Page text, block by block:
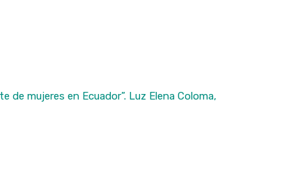
de mujeres en Ecuador”. Luz Elena Coloma,